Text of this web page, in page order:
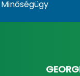
Minőségügy